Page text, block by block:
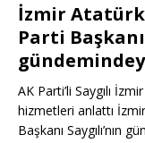
İzmir
Parti Başkanı
AK Parti’li Saygılı
hizmetleri anlattı
Başkanı